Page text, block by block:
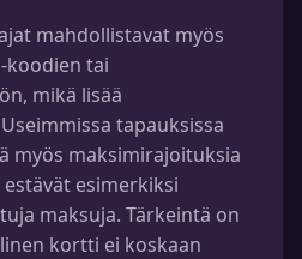
mahdollistavat myös
koodien tai
mikä lisää
tapauksissa
myös maksimirajoituksia
esimerkiksi
maksuja. Tärkeintä on
kortti ei koskaan